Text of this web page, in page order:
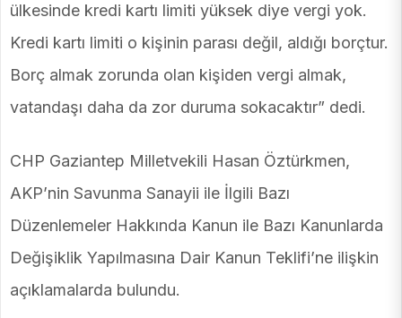
ülkesinde kredi kartı limiti yüksek diye vergi yok.
Kredi kartı limiti o kişinin parası değil, aldığı borçtur.
Borç almak zorunda olan kişiden vergi almak,
vatandaşı daha da zor duruma sokacaktır” dedi.
CHP Gaziantep Milletvekili Hasan Öztürkmen,
AKP’nin Savunma Sanayii ile İlgili Bazı
Düzenlemeler Hakkında Kanun ile Bazı Kanunlarda
Değişiklik Yapılmasına Dair Kanun Teklifi’ne ilişkin
açıklamalarda bulundu.